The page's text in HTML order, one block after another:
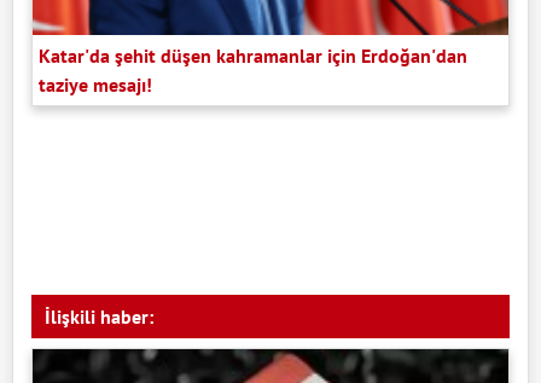
Katar'da şehit düşen kahramanlar için Erdoğan'dan
taziye mesajı!
İlişkili haber: